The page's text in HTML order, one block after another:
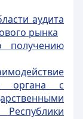
аудита
рынка
получению
органа с